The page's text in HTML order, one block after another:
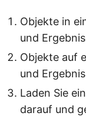
Objekte in
und
Objekte auf
und
Laden Sie
darauf und